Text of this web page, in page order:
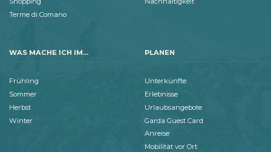
Terme di Comano
WAS MACHE ICH IM...
Frühling
Sommer
Herbst
Winter
PLANEN
Unterkünfte
Erlebnisse
Urlaubsangebote
Garda Guest Card
Anreise
Mobilität vor Ort